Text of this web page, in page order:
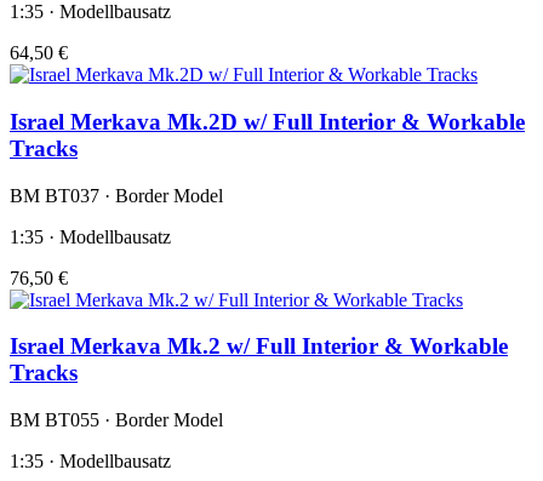
1:35 · Modellbausatz
64,50 €
Israel Merkava Mk.2D w/ Full Interior & Workable
Tracks
BM BT037 · Border Model
1:35 · Modellbausatz
76,50 €
Israel Merkava Mk.2 w/ Full Interior & Workable
Tracks
BM BT055 · Border Model
1:35 · Modellbausatz